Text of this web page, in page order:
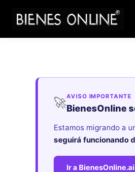
🚀AVISO IMPORTANTE
BienesOnline
Estamos migrando a
seguirá funcionando
Ir a